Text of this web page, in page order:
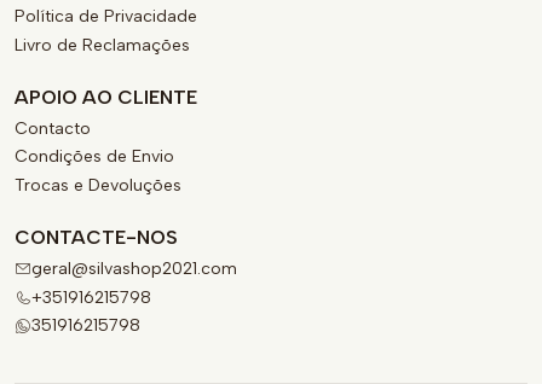
Política de Privacidade
Livro de Reclamações
APOIO AO CLIENTE
Contacto
Condições de Envio
Trocas e Devoluções
CONTACTE-NOS
geral@silvashop2021.com
+351916215798
351916215798